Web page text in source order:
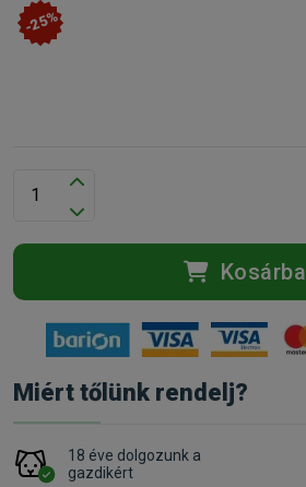
-25%
Kosárba
Miért tőlünk rendelj?
18 éve dolgozunk a
gazdikért